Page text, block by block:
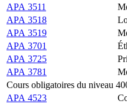
APA 3511
APA 3518
APA 3519
APA 3701
APA 3725
APA 3781
Cours obligatoires du niveau
APA 4523